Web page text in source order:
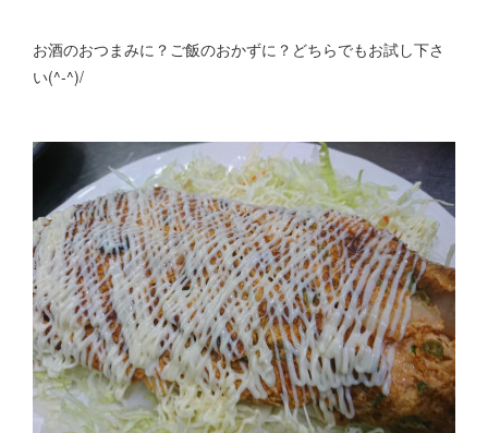
お酒のおつまみに？ご飯のおかずに？どちらでもお試し下さ
い(^-^)/